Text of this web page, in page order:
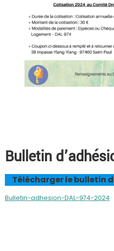
Bulletin
Télécharger le bulletin
Bulletin-adhesion-DAL-974-2024